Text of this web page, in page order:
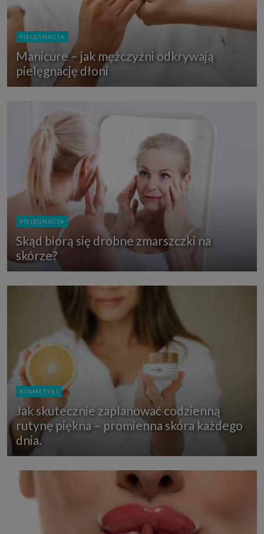
PIELĘGNACJA
Manicure – jak mężczyźni odkrywają
pielęgnację dłoni
PIELĘGNACJA
Skąd biorą się drobne zmarszczki na
skórze?
KOSMETYKI
Jak skutecznie zaplanować codzienną
rutynę piękna – promienna skóra każdego
dnia.